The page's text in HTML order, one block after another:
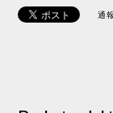
通